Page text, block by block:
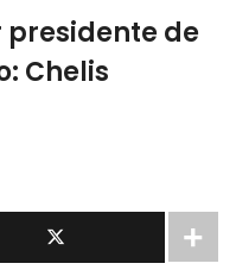
presidente de
Chelis